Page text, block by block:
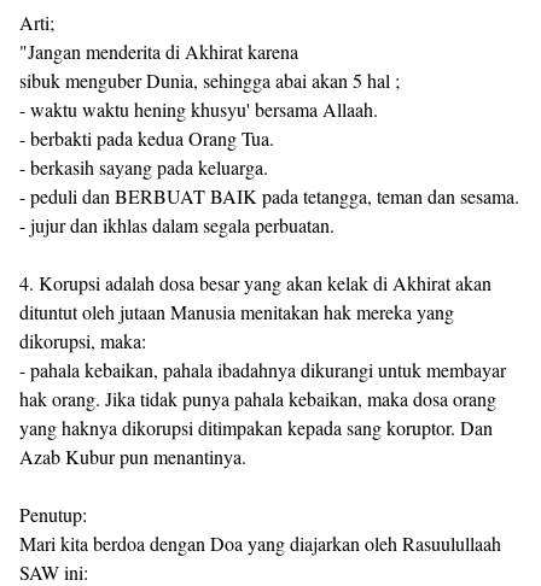
Arti;
"Jangan menderita di Akhirat karena
sibuk menguber Dunia, sehingga abai akan 5 hal ;
- waktu waktu hening khusyu' bersama Allaah.
- berbakti pada kedua Orang Tua.
- berkasih sayang pada keluarga.
- peduli dan BERBUAT BAIK pada tetangga, teman dan sesama.
- jujur dan ikhlas dalam segala perbuatan.
4. Korupsi adalah dosa besar yang akan kelak di Akhirat akan
dituntut oleh jutaan Manusia menitakan hak mereka yang
dikorupsi, maka:
- pahala kebaikan, pahala ibadahnya dikurangi untuk membayar
hak orang. Jika tidak punya pahala kebaikan, maka dosa orang
yang haknya dikorupsi ditimpakan kepada sang koruptor. Dan
Azab Kubur pun menantinya.
Penutup:
Mari kita berdoa dengan Doa yang diajarkan oleh Rasuulullaah
SAW ini: